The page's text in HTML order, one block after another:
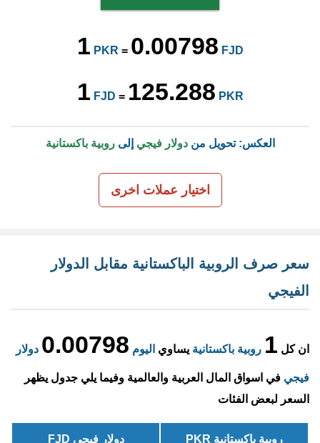
1 PKR = 0.00798 FJD
1 FJD = 125.288 PKR
العكس: تحويل مندولار فيجي إلىروبية باكستانية
اختيار عملات اخرى
سعر صرف الروبية الباكستانية مقابل الدولار
الفيجي
ان كل 1 روبية باكستانية يساوي اليوم 0.00798 دولار
فيجي في اسواق المال العربية والعالمية وفيما يلي جدول يظهر
السعر لبعض الفئات
روبية باكستانية PKR دولار فيجي FJD